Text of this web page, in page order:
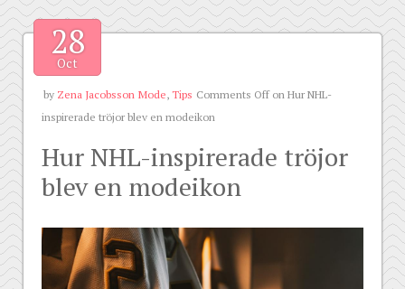
28
Oct
by Zena Jacobsson Mode, Tips Comments Offon Hur NHL-
inspirerade tröjor blev en modeikon
Hur NHL-inspirerade tröjor
blev en modeikon